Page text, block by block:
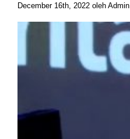
December 16th, 2022 oleh Admin